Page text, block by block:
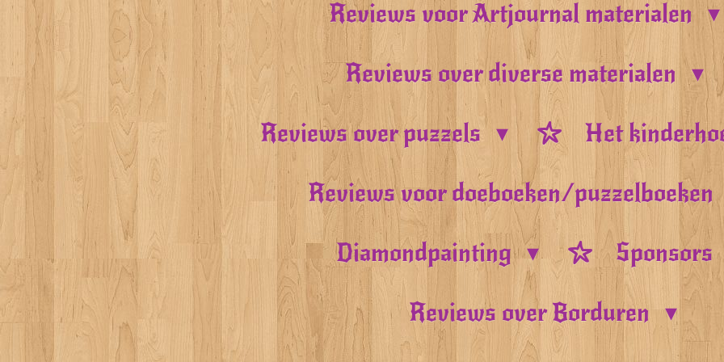
Reviews voor Artjournal materialen
Reviews over diverse materialen
Reviews over puzzels Het
Reviews voor doeboeken/puzzelboeken
Diamondpainting Sponsors
Reviews over Borduren